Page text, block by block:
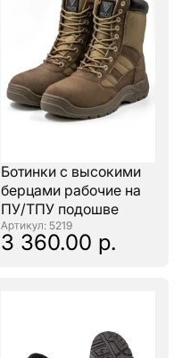
Ботинки с высокими
берцами рабочие на
ПУ/ТПУ подошве
: 5219
3 360.00 р.